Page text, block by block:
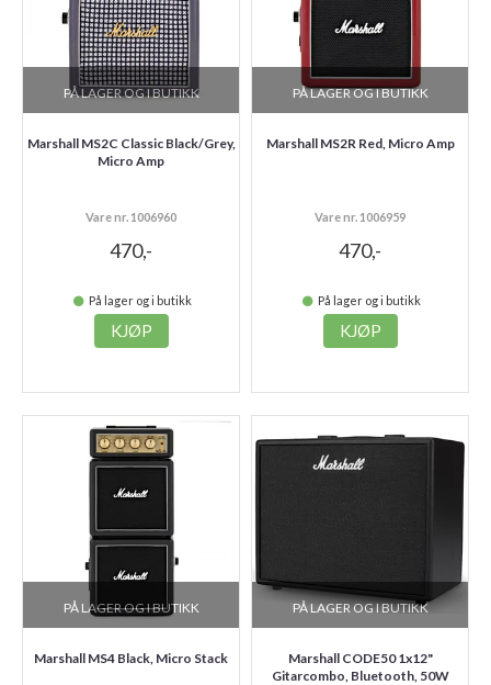
PÅ LAGER OG I BUTIKK
Marshall MS2C Classic Black/Grey,
Micro Amp
Vare nr. 1006960
470,-
På lager og i butikk
KJØP
PÅ LAGER OG I BUTIKK
Marshall MS2R Red, Micro Amp
Vare nr. 1006959
470,-
På lager og i butikk
KJØP
PÅ LAGER OG I BUTIKK
Marshall MS4 Black, Micro Stack
PÅ LAGER OG I BUTIKK
Marshall CODE50 1x12"
Gitarcombo, Bluetooth, 50W